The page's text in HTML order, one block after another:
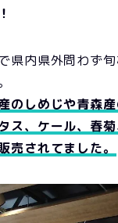
県内県外問わず
のしめじや青森
ス、ケール、春
売されてました。